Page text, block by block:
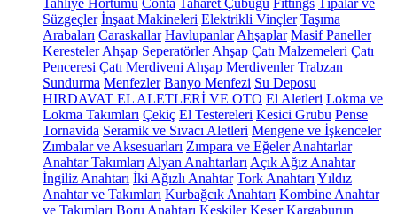
Tahliye Hortumu Conta Taharet Çubuğu Fittings Tıpalar ve
Süzgeçler İnşaat Makineleri Elektrikli Vinçler Taşıma
Arabaları Caraskallar Havlupanlar Ahşaplar Masif Paneller
Keresteler Ahşap Seperatörler Ahşap Çatı Malzemeleri Çatı
Penceresi Çatı Merdiveni Ahşap Merdivenler Trabzan
Sundurma Menfezler Banyo Menfezi Su Deposu
HIRDAVAT EL ALETLERİ VE OTO El Aletleri Lokma ve
Lokma Takımları Çekiç El Testereleri Kesici Grubu Pense
Tornavida Seramik ve Sıvacı Aletleri Mengene ve İşkenceler
Zımbalar ve Aksesuarları Zımpara ve Eğeler Anahtarlar
Anahtar Takımları Alyan Anahtarları Açık Ağız Anahtar
İngiliz Anahtarı İki Ağızlı Anahtar Tork Anahtarı Yıldız
Anahtar ve Takımları Kurbağcık Anahtarı Kombine Anahtar
ve Takımları Boru Anahtarı Keskiler Keser Kargaburun